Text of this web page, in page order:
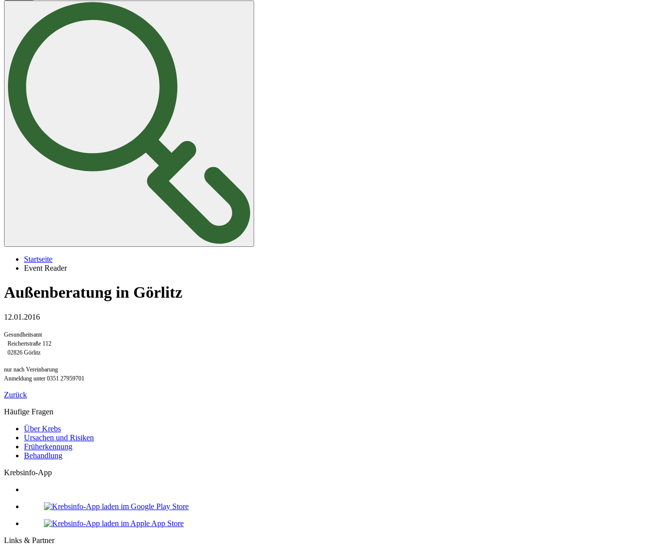
Startseite
Event Reader
Außenberatung in Görlitz
12.01.2016
Gesundheitsamt
Reichertstraße 112
02826 Görlitz
nur nach Vereinbarung
Anmeldung unter 0351 27959701
Zurück
Häufige Fragen
Über Krebs
Ursachen und Risiken
Früherkennung
Behandlung
Krebsinfo-App
Links & Partner